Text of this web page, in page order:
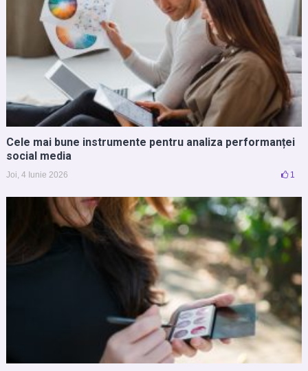
Cele mai bune instrumente pentru analiza performanței
social media
Joi, 4 Iunie 2026 1